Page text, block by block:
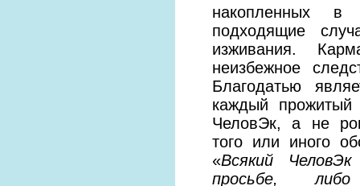
накопленных
подходящие
изживания.
неизбежное
Благодатью
каждый
ЧеловЭк, а не
того или иного
«Всякий
просьбе, либо